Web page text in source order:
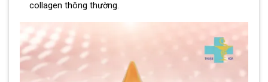
collagen thông thường.